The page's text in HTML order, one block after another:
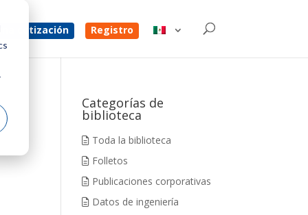
cotización Registro
Categorías de
biblioteca
Toda la biblioteca
Folletos
Publicaciones corporativas
Datos de ingeniería